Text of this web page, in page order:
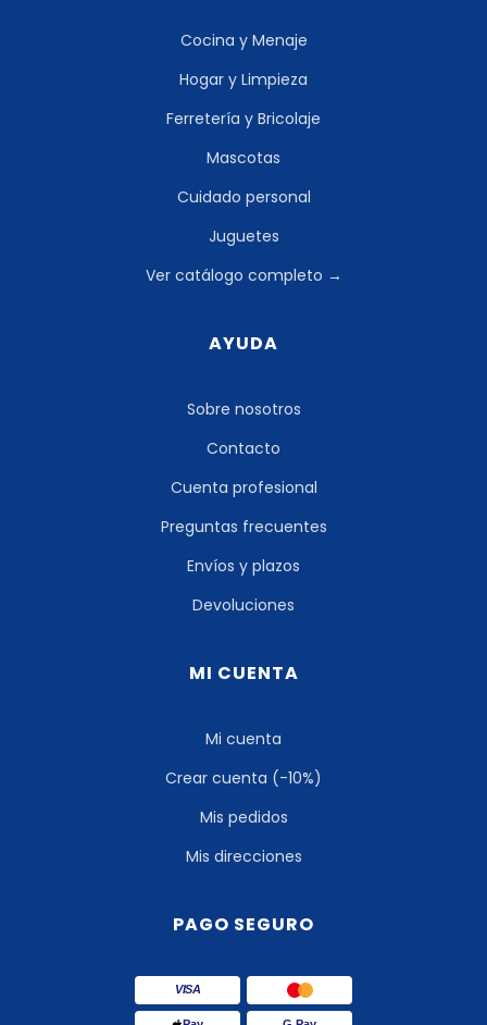
Cocina y Menaje
Hogar y Limpieza
Ferretería y Bricolaje
Mascotas
Cuidado personal
Juguetes
Ver catálogo completo →
AYUDA
Sobre nosotros
Contacto
Cuenta profesional
Preguntas frecuentes
Envíos y plazos
Devoluciones
MI CUENTA
Mi cuenta
Crear cuenta (-10%)
Mis pedidos
Mis direcciones
PAGO SEGURO
VISA